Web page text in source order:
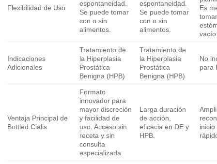
Flexibilidad de Uso
espontaneidad.
Se puede tomar
con o sin
alimentos.
espontaneidad.
Se puede tomar
con o sin
alimentos.
Es
Indicaciones
Adicionales
Tratamiento de
la Hiperplasia
Prostática
Benigna (HPB)
Tratamiento de
la Hiperplasia
Prostática
Benigna (HPB)
No
para
Ventaja Principal de
Bottled Cialis
Formato
innovador para
mayor discreción
y facilidad de
uso. Acceso sin
receta y sin
consulta
especializada.
Larga duración
de acción,
eficacia en DE y
HPB.